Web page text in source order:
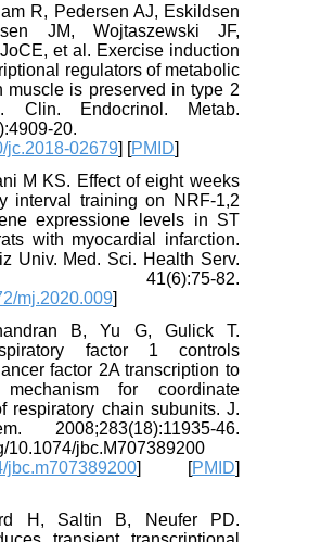
R, Pedersen AJ, Eskildsen
JM, Wojtaszewski JF,
et al. Exercise induction
regulators of metabolic
muscle is preserved in type 2
Clin. Endocrinol. Metab.
20.
jc.2018-02679] [PMID
M KS. Effect of eight weeks
interval training on NRF-1,2
expressione levels in ST
with myocardial infarction.
Univ. Med. Sci. Health Serv.
41(6):75-82.
mj.2020.009
B, Yu G, Gulick T.
factor 1 controls
factor 2A transcription to
mechanism for coordinate
respiratory chain subunits. J.
2008;283(18):11935-46.
10.1074/jbc.M707389200
jbc.m707389200 ] [PMID
H, Saltin B, Neufer PD.